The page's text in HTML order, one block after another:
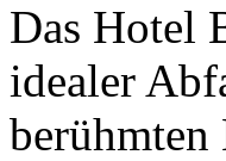
Das Hotel
idealer